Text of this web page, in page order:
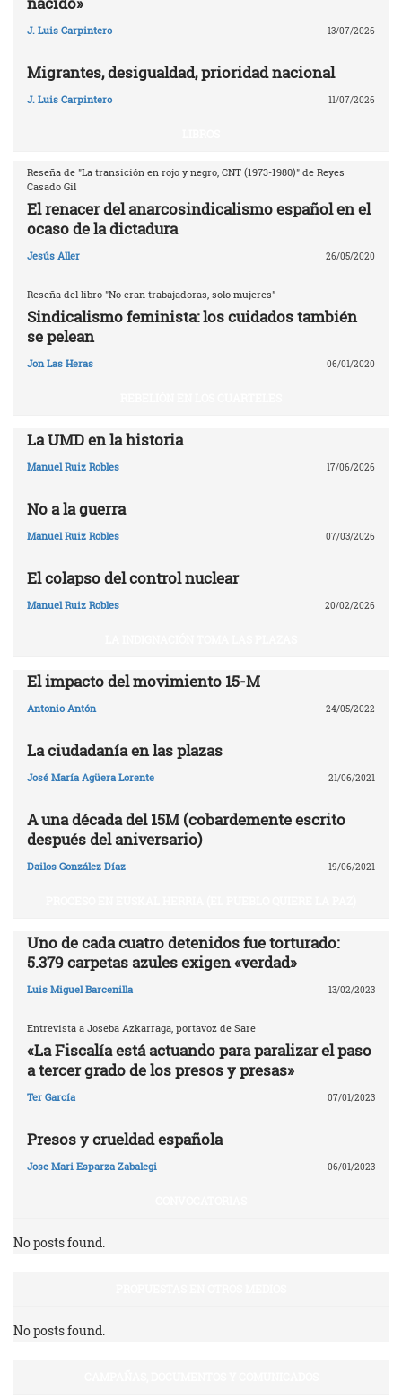
J. Luis Carpintero 13/07/2026
Migrantes, desigualdad, prioridad nacional
J. Luis Carpintero 11/07/2026
Reseña de "La transición en rojo y negro, CNT (1973-1980)" de Reyes
Casado Gil
El renacer del anarcosindicalismo español en el
ocaso de la dictadura
Jesús Aller 26/05/2020
Reseña del libro "No eran trabajadoras, solo mujeres"
Sindicalismo feminista: los cuidados también
se pelean
Jon Las Heras 06/01/2020
La UMD en la historia
Manuel Ruiz Robles 17/06/2026
No a la guerra
Manuel Ruiz Robles 07/03/2026
El colapso del control nuclear
Manuel Ruiz Robles 20/02/2026
El impacto del movimiento 15-M
Antonio Antón 24/05/2022
La ciudadanía en las plazas
José María Agüera Lorente 21/06/2021
A una década del 15M (cobardemente escrito
después del aniversario)
Dailos González Díaz 19/06/2021
Uno de cada cuatro detenidos fue torturado:
5.379 carpetas azules exigen «verdad»
Luis Miguel Barcenilla 13/02/2023
Entrevista a Joseba Azkarraga, portavoz de Sare
«La Fiscalía está actuando para paralizar el paso
a tercer grado de los presos y presas»
Ter García 07/01/2023
Presos y crueldad española
Jose Mari Esparza Zabalegi 06/01/2023
No posts found.
No posts found.